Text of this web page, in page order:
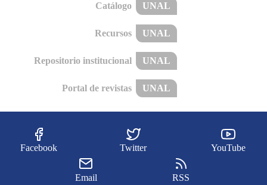
Catálogo UNAL
Recursos UNAL
Repositorio institucional UNAL
Portal de revistas UNAL
Facebook Twitter YouTube
Email RSS